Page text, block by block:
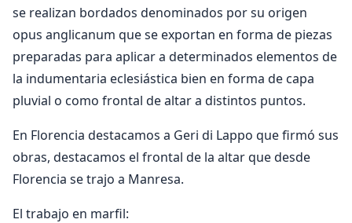
se realizan bordados denominados por su origen
opus anglicanum que se exportan en forma de piezas
preparadas para aplicar a determinados elementos de
la indumentaria eclesiástica bien en forma de capa
pluvial o como frontal de altar a distintos puntos.
En Florencia destacamos a Geri di Lappo que firmó sus
obras, destacamos el frontal de la altar que desde
Florencia se trajo a Manresa.
El trabajo en marfil: